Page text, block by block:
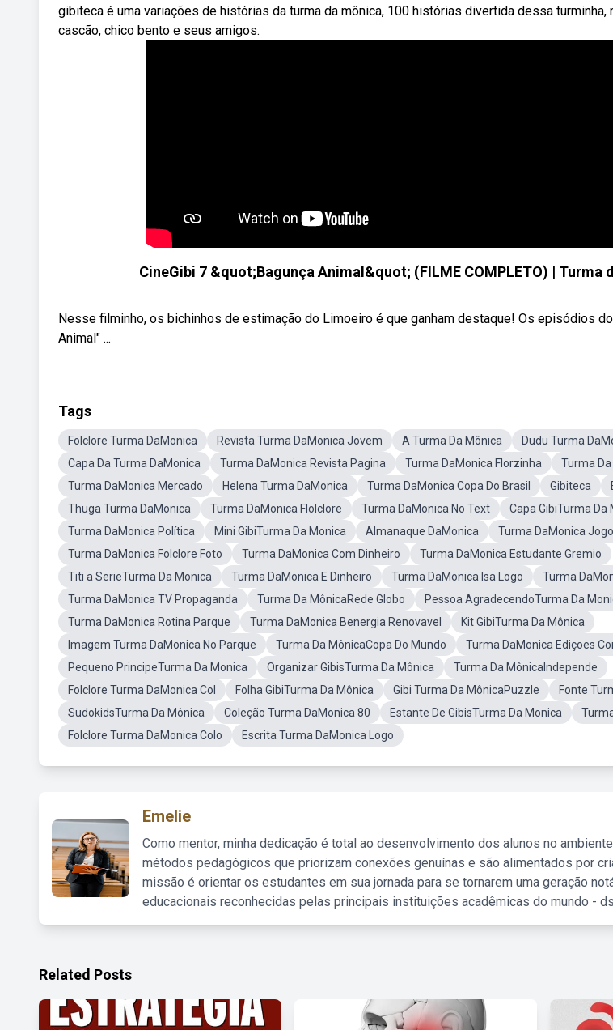
gibiteca é uma variações de histórias da turma da mônica, 100 histórias divertida dessa turminha,
cascão, chico bento e seus amigos.
CineGibi 7 &quot;Bagunça Animal&quot; (FILME COMPLETO) | Turma
Nesse filminho, os bichinhos de estimação do Limoeiro é que ganham destaque! Os episódios do
Animal" ...
Tags
Folclore Turma DaMonica Revista Turma DaMonica Jovem A Turma Da Mônica
Dudu Turma
Capa Da Turma DaMonica
Turma DaMonica Revista Pagina Turma DaMonica Florzinha
Turma
Turma DaMonica Mercado
Helena Turma DaMonica Turma DaMonica Copa Do Brasil Gibiteca
Thuga Turma DaMonica
Turma DaMonica Flolclore Turma DaMonica No Text
Capa GibiTurma Da
Turma DaMonica Política
Mini GibiTurma Da Monica Almanaque DaMonica
Turma DaMonica
Turma DaMonica Folclore Foto
Turma DaMonica Com Dinheiro
Turma DaMonica Estudante Gremio
Titi a SerieTurma Da Monica
Turma DaMonica E Dinheiro Turma DaMonica Isa Logo
Turma
Turma DaMonica TV Propaganda
Turma Da MônicaRede Globo
Pessoa AgradecendoTurma Da
Turma DaMonica Rotina Parque
Turma DaMonica Benergia Renovavel
Kit GibiTurma Da Mônica
Imagem Turma DaMonica No Parque
Turma Da MônicaCopa Do Mundo
Turma DaMonica Ediçoes
Pequeno PrincipeTurma Da Monica
Organizar GibisTurma Da Mônica
Turma Da MônicaIndepende
Folclore Turma DaMonica Col
Folha GibiTurma Da Mônica Gibi Turma Da MônicaPuzzle
Fonte
SudokidsTurma Da Mônica
Coleção Turma DaMonica 80 Estante De GibisTurma Da Monica
Folclore Turma DaMonica Colo
Escrita Turma DaMonica Logo
Emelie
Como mentor, minha dedicação é total ao desenvolvimento dos alunos no
métodos pedagógicos que priorizam conexões genuínas e são alimentados por
missão é orientar os estudantes em sua jornada para se tornarem uma geração
educacionais reconhecidas pelas principais instituições acadêmicas do mundo -
Related Posts